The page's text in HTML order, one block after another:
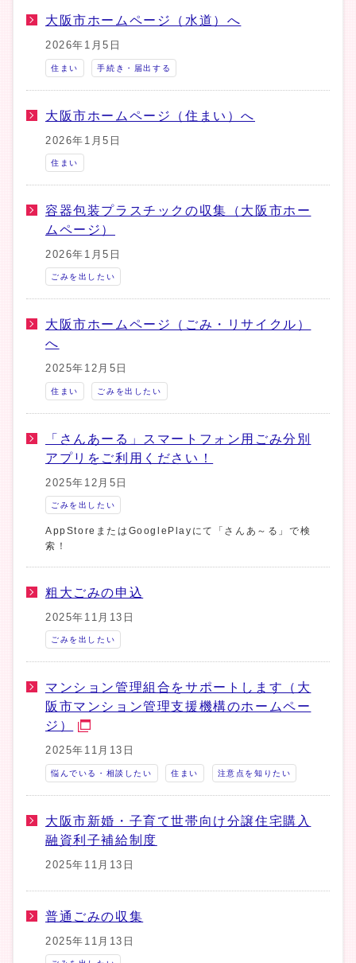
大阪市ホームページ（水道）へ
2026年1月5日
住まい 手続き・届出する
大阪市ホームページ（住まい）へ
2026年1月5日
住まい
容器包装プラスチックの収集（大阪市ホー
ムページ）
2026年1月5日
ごみを出したい
大阪市ホームページ（ごみ・リサイクル）
へ
2025年12月5日
住まい ごみを出したい
「さんあーる」スマートフォン用ごみ分別
アプリをご利用ください！
2025年12月5日
ごみを出したい
AppStoreまたはGooglePlayにて「さんあ～る」で検
索！
粗大ごみの申込
2025年11月13日
ごみを出したい
マンション管理組合をサポートします（大
阪市マンション管理支援機構のホームペー
ジ）
2025年11月13日
悩んでいる・相談したい 住まい 注意点を知りたい
大阪市新婚・子育て世帯向け分譲住宅購入
融資利子補給制度
2025年11月13日
普通ごみの収集
2025年11月13日